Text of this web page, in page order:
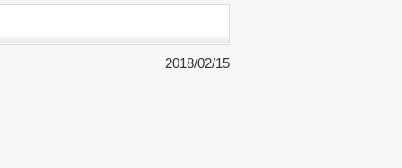
2018/02/15